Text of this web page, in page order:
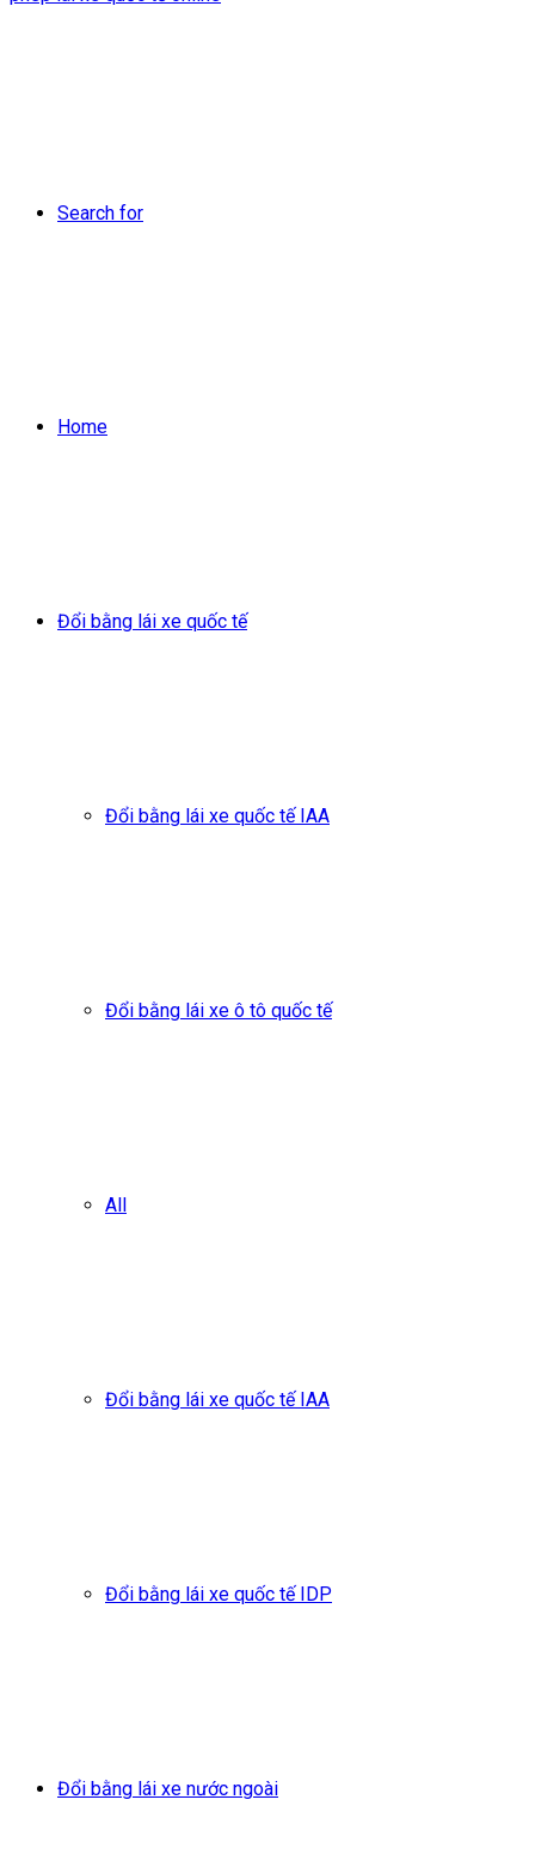
Search for
Home
Đổi bằng lái xe quốc tế
Đổi bằng lái xe quốc tế IAA
Đổi bằng lái xe ô tô quốc tế
All
Đổi bằng lái xe quốc tế IAA
Đổi bằng lái xe quốc tế IDP
Đổi bằng lái xe nước ngoài